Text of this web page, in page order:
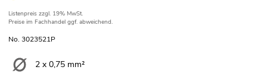
Listenpreis zzgl. 19% MwSt.
Preise im Fachhandel ggf. abweichend.
No. 3023521P
2 x 0,75 mm²